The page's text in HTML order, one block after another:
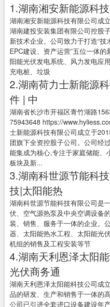
1.湖南湘安新能源科
湖南湘安新能源科技有限公司成
湖南建投安装集团有限公司控股
新技术企业。公司致力于打造“技
EPC建设、资产运营”五位一体
阳能光伏发电系统、风力发电应
充电桩、垃圾
2.湖南荷力士新能源
件 | 中
湖南省长沙市开福区青竹湖路
75943648 https://
士新能源科技有限公司成立于
团旗下全资控股子公司。公司经
能集成为核心,专注于家庭储能、
板块及新...
3.湖南科世源节能科
技|太阳能热
湖南科世源节能科技有限公司是
伏、空气源热泵及中央空调设备
装、销售、服务于一体的企业。
器、太阳能热水工程、太阳能光
机组的销售及工程安装等节
4.湖南天利恩泽太阳
光伏商务通
湖南天利恩泽太阳能科技公司成
品的研发、生产和销售于一体的
公司已引进全套进口设备建设年